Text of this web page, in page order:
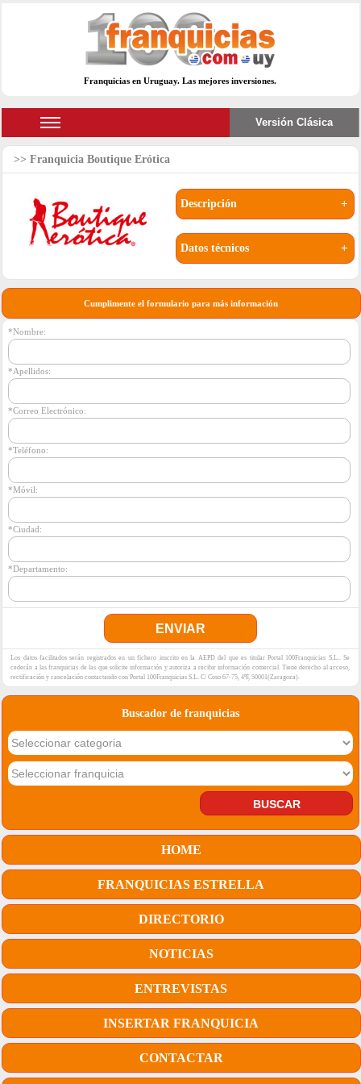
Franquicias en Uruguay. Las mejores inversiones.
Versión Clásica
Franquicia Boutique Erótica
Descripción +
Datos técnicos +
Cumplimente el formulario para más información
*Nombre:
*Apellidos:
*Correo Electrónico:
*Teléfono:
*Móvil:
*Ciudad:
*Departamento:
Los datos facilitados serán registrados en un fichero inscrito en la AEPD del que es titular Portal 100Franquicias S.L.. Se
cederán a las franquicias de las que solicite información y autoriza a recibir información comercial. Tiene derecho al acceso,
rectificación y cancelación contactando con Portal 100Franquicias S.L. C/ Coso 67-75, 4ºF, 50001(Zaragoza).
Buscador de franquicias
HOME
FRANQUICIAS ESTRELLA
DIRECTORIO
NOTICIAS
ENTREVISTAS
INSERTAR FRANQUICIA
CONTACTAR